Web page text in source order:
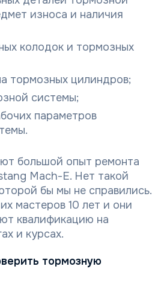
изнoса и наличия
колодок и тормозных
тормозных цилиндров;
системы;
параметров
большой опыт ремонта
Mach-E. Нет такой
бы мы не справились.
мастеров 10 лет и они
квалификацию на
и курсах.
тормозную